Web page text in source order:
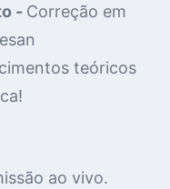
- Correção em
teóricos
ao vivo.